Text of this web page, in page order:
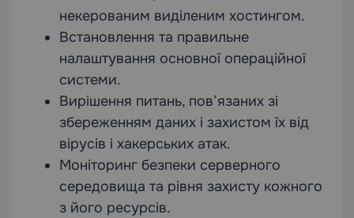
некерованим виділеним хостингом.
Встановлення та правильне
налаштування основної операційної
системи.
Вирішення питань, пов’язаних зі
збереженням даних і захистом їх від
вірусів і хакерських атак.
Моніторинг безпеки серверного
середовища та рівня захисту кожного
з його ресурсів.